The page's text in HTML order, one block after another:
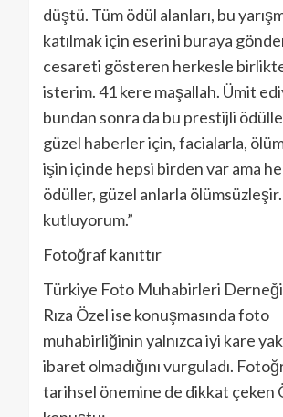
düştü. Tüm ödül alanları, bu
katılmak için eserini buraya
cesareti gösteren herkesle
isterim. 41 kere maşallah. Ümit
bundan sonra da bu prestijli
güzel haberler için, facialarla,
işin içinde hepsi birden var ama
ödüller, güzel anlarla
kutluyorum.”
Fotoğraf kanıttır
Türkiye Foto Muhabirleri Derneği
Rıza Özel ise konuşmasında foto
muhabirliğinin yalnızca iyi kare
ibaret olmadığını vurguladı.
tarihsel önemine de dikkat çeken